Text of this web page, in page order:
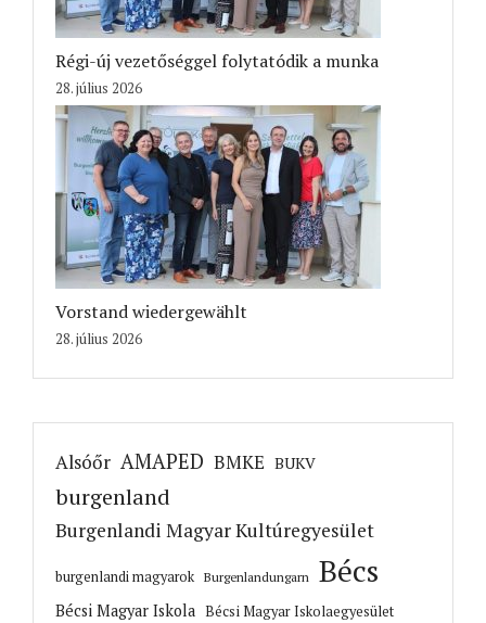
Régi-új vezetőséggel folytatódik a munka
28. július 2026
Vorstand wiedergewählt
28. július 2026
Alsóőr AMAPED BMKE BUKV
burgenland
Burgenlandi Magyar Kultúregyesület
burgenlandi magyarok Burgenlandungarn Bécs
Bécsi Magyar Iskola Bécsi Magyar Iskolaegyesület